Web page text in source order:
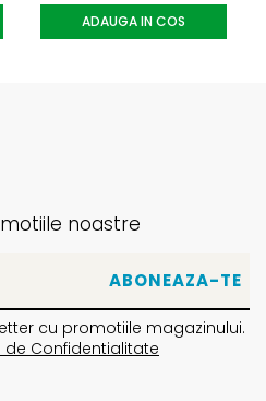
ADAUGA IN COS
noastre
cu promotiile magazinului.
de Confidentialitate